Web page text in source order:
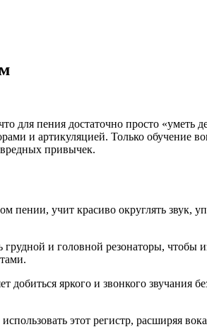
для пения достаточно просто «уметь
и артикуляцией. Только обучение
вредных привычек.
пении, учит красиво округлять звук,
и головной резонаторы, чтобы
яркого и звонкого звучания
этот регистр, расширяя